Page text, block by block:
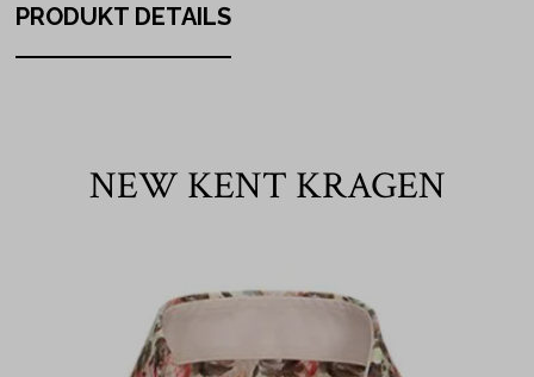
PRODUKT DETAILS
NEW KENT KRAGEN